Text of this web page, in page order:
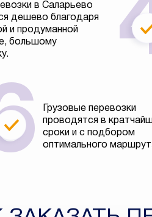
в Саларьево
дешево благодаря
и продуманной
большому
Грузовые перевозки
проводятся в
сроки и с подбором
оптимального